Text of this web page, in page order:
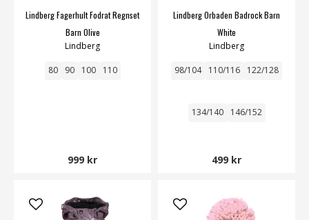
Lindberg Fagerhult Fodrat Regnset
Barn Olive
Lindberg
80 90 100 110
999 kr
Lindberg Orbaden Badrock Barn
White
Lindberg
98/104 110/116 122/128
134/140 146/152
499 kr